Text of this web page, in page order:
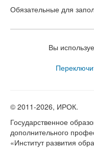
Обязательные для
Вы
© 2011-2026, ИРОК.
Государственное
дополнительного
«Институт развития